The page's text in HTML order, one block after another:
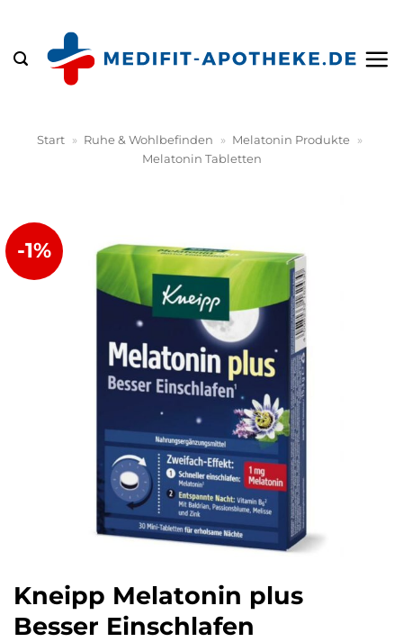
springen
Start » Ruhe & Wohlbefinden » Melatonin Produkte »
Melatonin Tabletten
-1%
Kneipp Melatonin plus
Besser Einschlafen